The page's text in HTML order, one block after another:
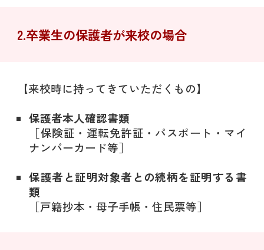
2.卒業生の保護者が来校の場合
【来校時に持ってきていただくもの】
保護者本人確認書類
［保険証・運転免許証・パスポート・マイ
ナンバーカード等］
保護者と証明対象者との続柄を証明する書
類
［戸籍抄本・母子手帳・住民票等］